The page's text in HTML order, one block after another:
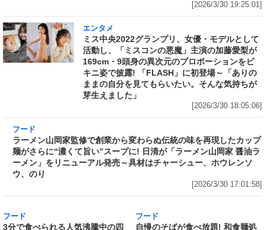
[2026/3/30 19:25:01]
エンタメ
ミス中央2022グランプリ、女優・モデルとして
活動し、「ミスコンの悪魔」主演の加藤愛梨が
169cm・9頭身の異次元のプロポーションをビ
キニ姿で披露! 「FLASH」に初登場～「ありの
ままの自分を見てもらいたい。そんな気持ちが
芽生えました」
[2026/3/30 18:05:06]
ラーメン山岡家監修で創業から変わらぬ伝統の
味を再現したカップ麺がさらに“濃くて旨い”ス
ープに! 日清が「ラーメン山岡家 醤油ラーメ
[2026/3/30 17:01:58]